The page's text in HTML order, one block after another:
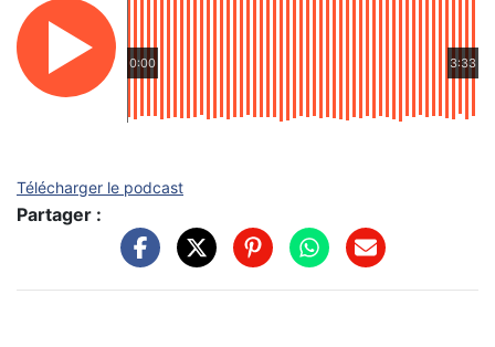
0:00 3:33
Télécharger le podcast
Partager :